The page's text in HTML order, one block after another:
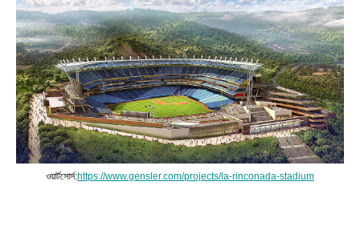
ওয়ার্টসোর্স:https://www.gensler.com/projects/la-rinconada-stadium